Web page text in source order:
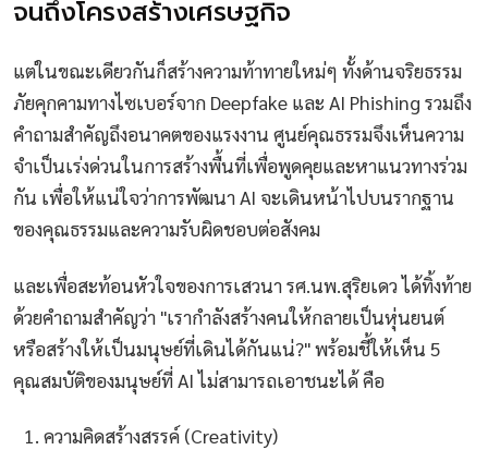
จนถึงโครงสร้างเศรษฐกิจ
แต่ในขณะเดียวกันก็สร้างความท้าทายใหม่ๆ ทั้งด้านจริยธรรม
ภัยคุกคามทางไซเบอร์จาก Deepfake และ AI Phishing รวมถึง
คำถามสำคัญถึงอนาคตของแรงงาน ศูนย์คุณธรรมจึงเห็นความ
จำเป็นเร่งด่วนในการสร้างพื้นที่เพื่อพูดคุยและหาแนวทางร่วม
กัน เพื่อให้แน่ใจว่าการพัฒนา AI จะเดินหน้าไปบนรากฐาน
ของคุณธรรมและความรับผิดชอบต่อสังคม
และเพื่อสะท้อนหัวใจของการเสวนา รศ.นพ.สุริยเดว ได้ทิ้งท้าย
ด้วยคำถามสำคัญว่า "เรากำลังสร้างคนให้กลายเป็นหุ่นยนต์
หรือสร้างให้เป็นมนุษย์ที่เดินได้กันแน่?" พร้อมชี้ให้เห็น 5
คุณสมบัติของมนุษย์ที่ AI ไม่สามารถเอาชนะได้ คือ
ความคิดสร้างสรรค์ (Creativity)